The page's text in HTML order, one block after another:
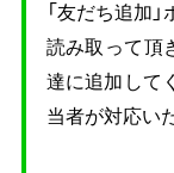
「友だち追加
読み取って頂
達に追加して
当者が対応い